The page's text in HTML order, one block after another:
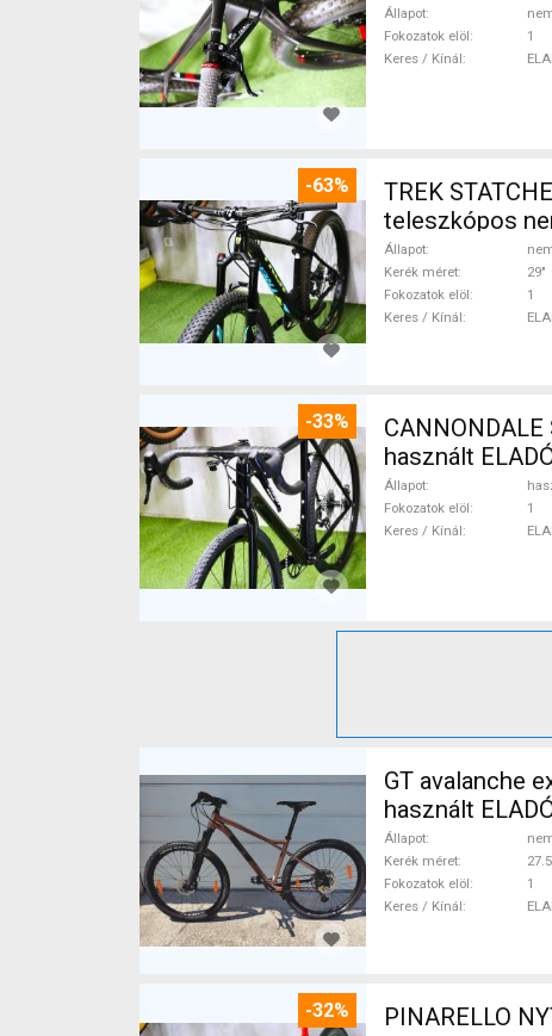
Állapot
Fokozatok elöl
1
Keres / Kínál
-63%
TREK
teleszkópos
Állapot
Kerék méret
29"
Fokozatok elöl
1
Keres / Kínál
-33%
CANNONDALE
használt
Állapot
Fokozatok elöl
1
Keres / Kínál
GT avalanche expert Mountain Bike 27.5" (650b) elöl
használt
Állapot
Kerék méret
Fokozatok elöl
1
Keres / Kínál
-32%
PINARELLO